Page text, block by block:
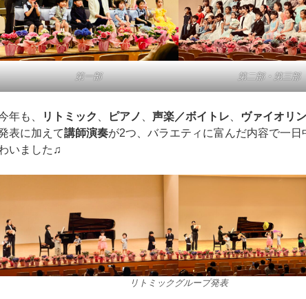
第一部 第二部・第三部
年も、 リトミック ピアノ 声楽／ボイトレ ヴァイオリ
表に加えて講師演奏が2つ、バラエティに富んだ内容で一日
いました♫
リトミックグループ発表